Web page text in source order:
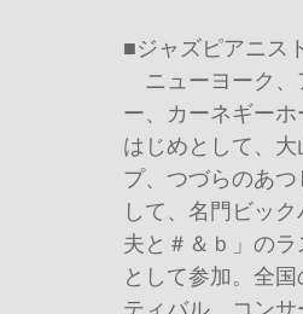
■ジャズピアニス
ニューヨーク、
ー、カーネギー
はじめとして、
プ、つづらのあ
して、名門ビッ
夫と＃＆ｂ」の
として参加。全
ティバル、コン